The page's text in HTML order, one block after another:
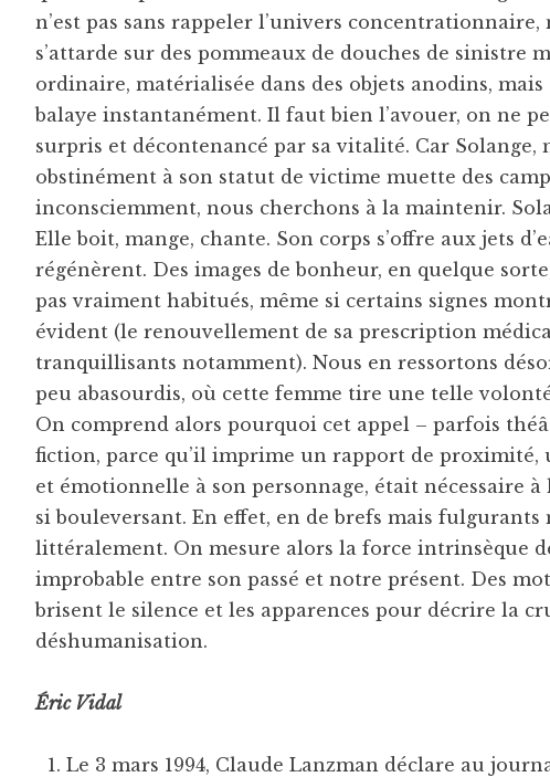
n’est pas sans rappeler l’univers
s’attarde sur des pommeaux de douches de sinistre
ordinaire, matérialisée dans des objets anodins, mais
balaye instantanément. Il faut bien l’avouer, on ne
surpris et décontenancé par sa vitalité. Car Solange,
obstinément à son statut de victime muette des
inconsciemment, nous cherchons à la maintenir.
Elle boit, mange, chante. Son corps s’offre aux jets
régénèrent. Des images de bonheur, en quelque
pas vraiment habitués, même si certains signes
évident (le renouvellement de sa prescription
tranquillisants notamment). Nous en ressortons
peu abasourdis, où cette femme tire une telle
On comprend alors pourquoi cet appel – parfois
fiction, parce qu’il imprime un rapport de
et émotionnelle à son personnage, était nécessaire à
si bouleversant. En effet, en de brefs mais fulgurants
lit­té­ralement. On mesure alors la force intrinsèque
improbable entre son passé et notre présent. Des
brisent le silence et les apparences pour décrire la
déshumanisation.
Éric Vidal
Le 3 mars 1994, Claude Lanzman déclare au